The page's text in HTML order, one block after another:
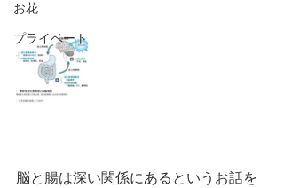
お花
プライベート
脳と腸は深い関係にあるというお話を